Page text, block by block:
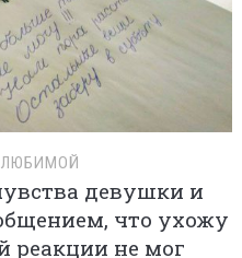
девушки и
что ухожу
реакции не мог